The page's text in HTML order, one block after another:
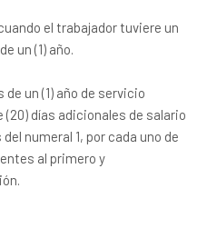
si yo decido terminar
indemnizar a mi empleada?
el trabajador tuviere un
un (1) año.
un (1) año de servicio
días adicionales de salario
numeral 1, por cada uno de
al primero y